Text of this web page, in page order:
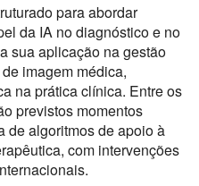
para abordar
da IA no diagnóstico e no
sua aplicação na gestão
imagem médica,
na prática clínica. Entre os
previstos momentos
de algoritmos de apoio à
com intervenções